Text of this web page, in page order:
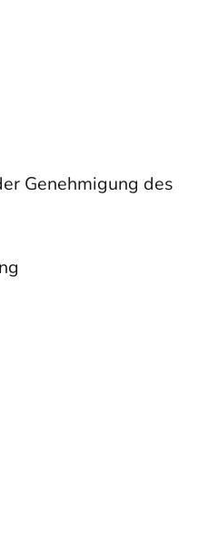
Genehmigung des